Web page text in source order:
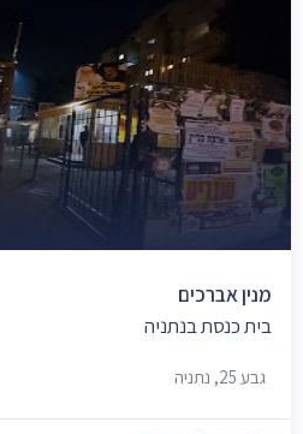
מנין אברכים
בית כנסת בנתניה
גבע 25, נתניה